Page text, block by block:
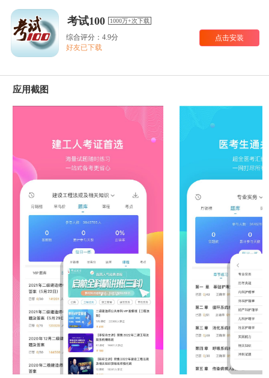
考试100 1000万+次下载
综合评分：4.9分
好友已下载
点击安装
应用截图